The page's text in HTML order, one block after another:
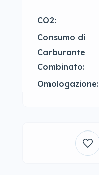
CO2:
Consumo di
Carburante
Combinato:
Omologazione: